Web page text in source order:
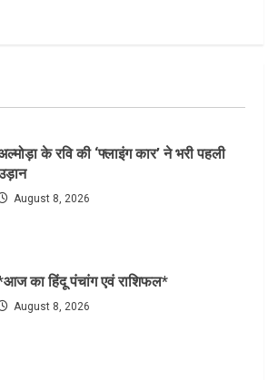
के रवि की ‘फ्लाइंग कार’ ने भरी पहली
August 8, 2026
का हिंदू पंचांग एवं राशिफल*
August 8, 2026